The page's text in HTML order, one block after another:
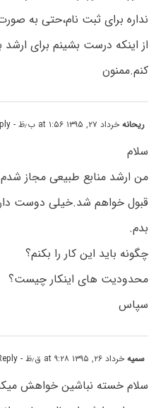
نداره برای ثبت نام،حتی به
از اینکه درست بشینم برای
کنم.ممنون
ریحانهخرداد ۲۷, ۱۳۹۵ at ۱:۵۶ ب٫ظ - Reply
سلام
من ارشد منابع طبیعی مجاز شدم و
قبول خواهم شد.خیلی دوست
بدم.
چگونه باید این کار را بکنم؟
محدودیت های اینکار چیست؟
سپاس
سمیهخرداد ۲۶, ۱۳۹۵ at ۹:۲۸ ق٫ظ - Reply
سلام خسته نباشین خواهش